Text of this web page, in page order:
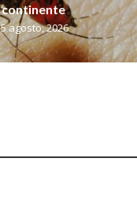
continente
5 agosto, 2026